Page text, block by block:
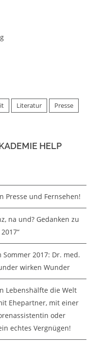
Literatur Presse
HELP
Presse und Fernsehen!
na und? Gedanken zu
2017: Dr. med.
wirken Wunder
Lebenshälfte die Welt
Ehepartner, mit einer
oder
echtes Vergnügen!